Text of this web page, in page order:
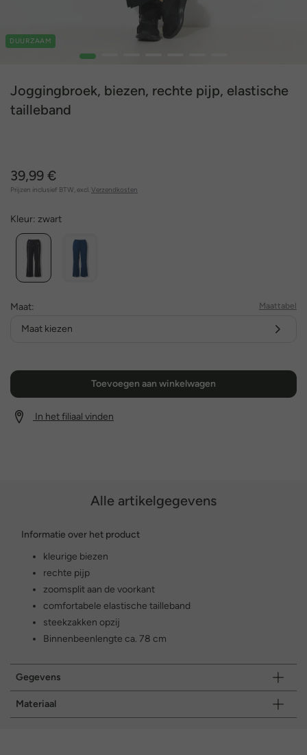
DUURZAAM
1
Joggingbroek, biezen, rechte pijp, elastische
tailleband
39,99 €
Prijzen inclusief BTW, excl. Verzendkosten
Kleur: zwart
Maat: Maattabel
Maat kiezen
Toevoegen aan winkelwagen
In het filiaal vinden
Alle artikelgegevens
Informatie over het product
kleurige biezen
rechte pijp
zoomsplit aan de voorkant
comfortabele elastische tailleband
steekzakken opzij
Binnenbeenlengte ca. 78 cm
Gegevens
Materiaal